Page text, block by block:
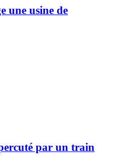
une usine de
par un train